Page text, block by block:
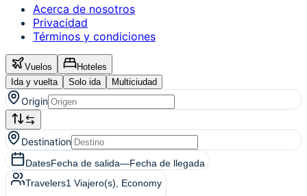
Acerca de nosotros
Privacidad
Términos y condiciones
Vuelos
Hoteles
Ida y vuelta
Solo ida Multiciudad
Origin
Destination
DatesFecha de salida—Fecha de llegada
Travelers1 Viajero(s) , Economy